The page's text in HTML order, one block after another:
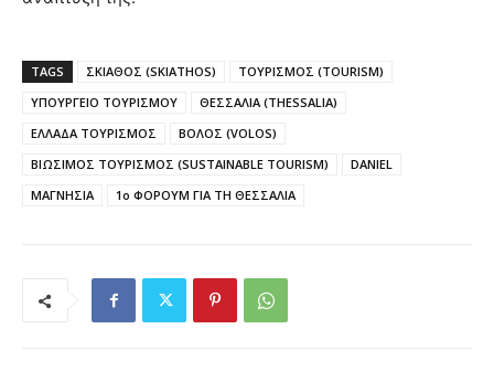
TAGS ΣΚΙΑΘΟΣ (SKIATHOS)
ΤΟΥΡΙΣΜΟΣ (TOURISM)
ΥΠΟΥΡΓΕΙΟ ΤΟΥΡΙΣΜΟΥ
ΘΕΣΣΑΛΙΑ (THESSALIA)
ΕΛΛΑΔΑ ΤΟΥΡΙΣΜΟΣ
ΒΟΛΟΣ (VOLOS)
ΒΙΩΣΙΜΟΣ ΤΟΥΡΙΣΜΟΣ (SUSTAINABLE TOURISM)
DANIEL
ΜΑΓΝΗΣΙΑ
1ο ΦΟΡΟΥΜ ΓΙΑ ΤΗ ΘΕΣΣΑΛΙΑ